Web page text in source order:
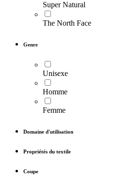
Super Natural
The North Face
Genre
Unisexe
Homme
Femme
Domaine d'utilisation
Propriétés du textile
Coupe